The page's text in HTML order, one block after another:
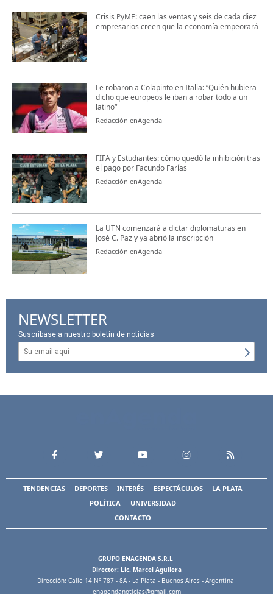
Crisis PyME: caen las ventas y seis de cada diez
empresarios creen que la economía empeorará
Le robaron a Colapinto en Italia: “Quién hubiera
dicho que europeos le iban a robar todo a un
latino“
Redacción enAgenda
FIFA y Estudiantes: cómo quedó la inhibición tras
el pago por Facundo Farías
Redacción enAgenda
La UTN comenzará a dictar diplomaturas en
José C. Paz y ya abrió la inscripción
Redacción enAgenda
NEWSLETTER
Suscríbase a nuestro boletín de noticias
TENDENCIAS DEPORTES INTERÉS ESPECTÁCULOS
LA PLATA
POLÍTICA
UNIVERSIDAD
CONTACTO
GRUPO ENAGENDA S.R.L
Director: Lic. Marcel Aguilera
Dirección: Calle 14 N° 787 - 8A - La Plata - Buenos Aires - Argentina
enagendanoticias@gmail.com